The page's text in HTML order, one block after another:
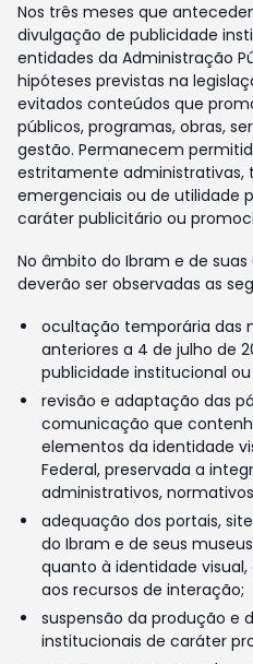
Nos três meses que
divulgação de publicidade
entidades da Administração
hipóteses previstas na
evitados conteúdos que
públicos, programas, obras,
gestão. Permanecem
estritamente administrativas,
emergenciais ou de utilidade
caráter publicitário ou
No âmbito do Ibram e de
deverão ser observadas as
ocultação temporária das
anteriores a 4 de julho de
publicidade institucional
revisão e adaptação das
comunicação que
elementos da identidade
Federal, preservada a
administrativos,
adequação dos portais,
do Ibram e de seus
quanto à identidade
aos recursos de interação;
suspensão da produção e
institucionais de caráter